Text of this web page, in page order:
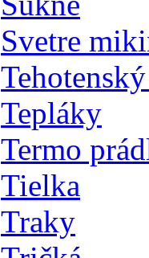
Svetre
Tepláky
Termo
Tielka
Traky